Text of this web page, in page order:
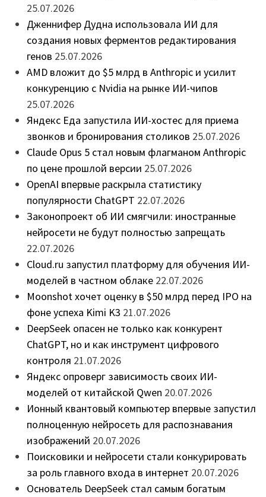
25.07.2026
Дженнифер Дудна использовала ИИ для
создания новых ферментов редактирования
генов 25.07.2026
AMD вложит до $5 млрд в Anthropic и усилит
конкуренцию с Nvidia на рынке ИИ-чипов
25.07.2026
Яндекс Еда запустила ИИ-хостес для приема
звонков и бронирования столиков 25.07.2026
Claude Opus 5 стал новым флагманом Anthropic
по цене прошлой версии 25.07.2026
OpenAI впервые раскрыла статистику
популярности ChatGPT 22.07.2026
Законопроект об ИИ смягчили: иностранные
нейросети не будут полностью запрещать
22.07.2026
Cloud.ru запустил платформу для обучения ИИ-
моделей в частном облаке 22.07.2026
Moonshot хочет оценку в $50 млрд перед IPO на
фоне успеха Kimi K3 21.07.2026
DeepSeek опасен не только как конкурент
ChatGPT, но и как инструмент цифрового
контроля 21.07.2026
Яндекс опроверг зависимость своих ИИ-
моделей от китайской Qwen 20.07.2026
Ионный квантовый компьютер впервые запустил
полноценную нейросеть для распознавания
изображений 20.07.2026
Поисковики и нейросети стали конкурировать
за роль главного входа в интернет 20.07.2026
Основатель DeepSeek стал самым богатым